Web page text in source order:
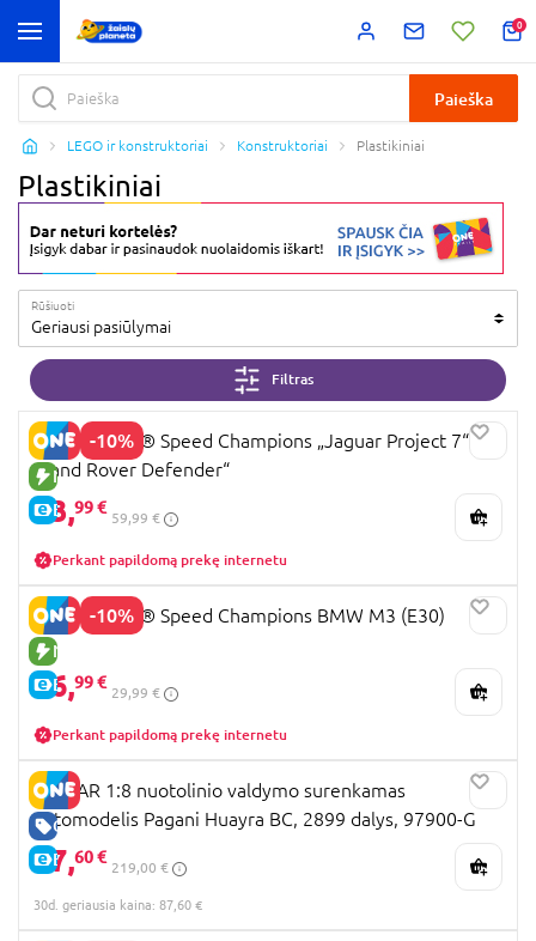
0
Paieška
LEGO ir konstruktoriai Konstruktoriai Plastikiniai
Plastikiniai
Rūšiuoti
Geriausi pasiūlymai
Filtras
-10%
NAUJA PREKĖ
E-KAINA
77264 LEGO® Speed Champions „Jaguar Project 7“ ir
„Land Rover Defender“
53,99 €
59,99 €
Perkant papildomą prekę internetu
-10%
NAUJA PREKĖ
E-KAINA
77263 LEGO® Speed Champions BMW M3 (E30)
26,99 €
29,99 €
Perkant papildomą prekę internetu
GERA KAINA
E-KAINA
RASTAR 1:8 nuotolinio valdymo surenkamas
automodelis Pagani Huayra BC, 2899 dalys, 97900-G
87,60 €
219,00 €
30d. geriausia kaina: 87,60 €